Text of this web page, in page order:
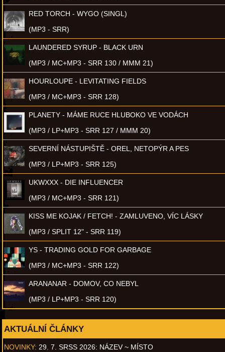
RED TORCH - WYGO (SINGL)
(MP3 - SRR)
LAUNDERED SYRUP - BLACK URN
(MP3 / MC+MP3 - SRR 130 / MMM 21)
HOURLOUPE - LEVITATING FIELDS
(MP3 / MC+MP3 - SRR 128)
PLANETY - MÁME RUCE HLUBOKO VE VODÁCH
(MP3 / LP+MP3 - SRR 127 / MMM 20)
SEVERNÍ NÁSTUPIŠTĚ - OREL, NETOPÝR A PES
(MP3 / LP+MP3 - SRR 125)
UKWXXX - DIE INFLUENCER
(MP3 / MC+MP3 - SRR 121)
KISS ME KOJAK / FETCH! - ZAMLUVENO, VÍC LÁSKY
(MP3 / SPLIT 12" - SRR 119)
YS - TRADING GOLD FOR GARBAGE
(MP3 / MC+MP3 - SRR 122)
ARANANAR - DOMOV, CO NEBYL
(MP3 / LP+MP3 - SRR 120)
AKTUÁLNÍ ČLÁNKY
NOVINKY: 29. 7. SRSS 2026: NÁZEV ~ MÍSTO